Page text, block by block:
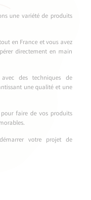
une variété de produits
en France et vous avez
directement en main
des techniques de
une qualité et une
faire de vos produits
votre projet de